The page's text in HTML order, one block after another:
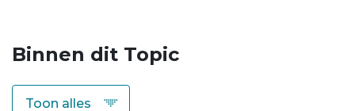
Binnen dit Topic